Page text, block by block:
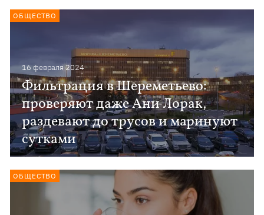
16 февраля 2024
Фильтрация в Шереметьево:
проверяют даже Ани Лорак,
раздевают до трусов и маринуют
сутками
ОБЩЕСТВО
ОБЩЕСТВО